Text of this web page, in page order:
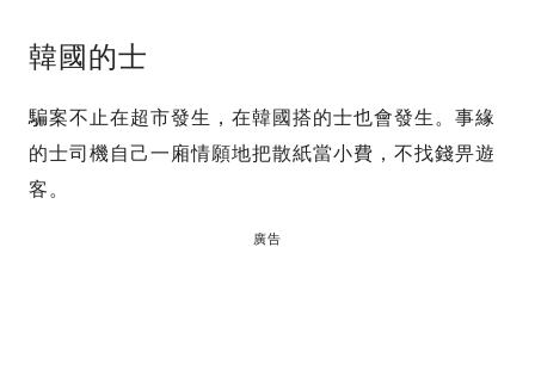
韓國的士
騙案不止在超市發生，在韓國搭的士也會發生。事緣
的士司機自己一廂情願地把散紙當小費，不找錢畀遊
客。
廣告